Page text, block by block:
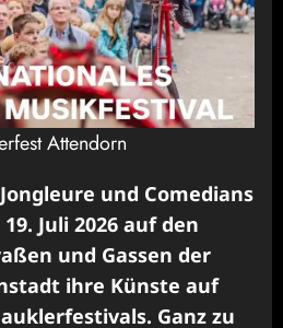
Attendorn
und Comedians
Juli 2026 auf den
und Gassen der
ihre Künste auf
Ganz zu